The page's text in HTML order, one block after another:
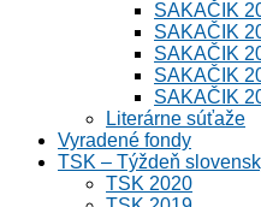
SAKAČIK
SAKAČIK
SAKAČIK
SAKAČIK
SAKAČIK
Literárne súťaže
Vyradené fondy
TSK – Týždeň
TSK 2020